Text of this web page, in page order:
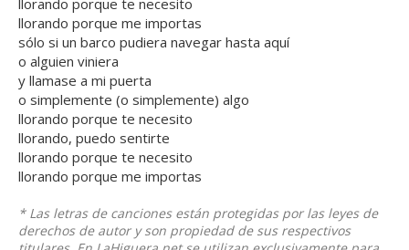
llorando porque te necesito
llorando porque me importas
sólo si un barco pudiera navegar hasta aquí
o alguien viniera
y llamase a mi puerta
o simplemente (o simplemente) algo
llorando porque te necesito
llorando, puedo sentirte
llorando porque te necesito
llorando porque me importas
* Las letras de canciones están protegidas por las leyes de
derechos de autor y son propiedad de sus respectivos